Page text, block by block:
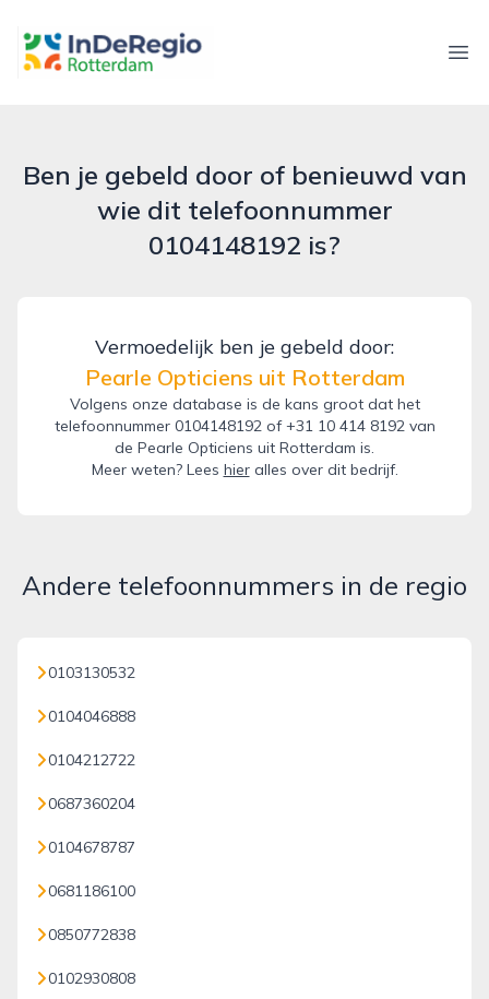
inderegiorotterdam.nl
Ben je gebeld door of benieuwd van
wie dit telefoonnummer
0104148192 is?
Vermoedelijk ben je gebeld door:
Pearle Opticiens uit Rotterdam
Volgens onze database is de kans groot dat het
telefoonnummer 0104148192 of +31 10 414 8192 van
de Pearle Opticiens uit Rotterdam is.
Meer weten? Lees hieralles over dit bedrijf.
Andere telefoonnummers in de regio
0103130532
0104046888
0104212722
0687360204
0104678787
0681186100
0850772838
0102930808